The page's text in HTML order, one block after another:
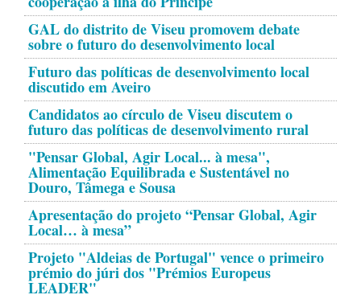
GAL do distrito de Viseu promovem debate
sobre o futuro do desenvolvimento local
Futuro das políticas de desenvolvimento local
discutido em Aveiro
Candidatos ao círculo de Viseu discutem o
futuro das políticas de desenvolvimento rural
"Pensar Global, Agir Local... à mesa",
Alimentação Equilibrada e Sustentável no
Douro, Tâmega e Sousa
Apresentação do projeto “Pensar Global, Agir
Local… à mesa”
Projeto "Aldeias de Portugal" vence o primeiro
prémio do júri dos "Prémios Europeus
LEADER"